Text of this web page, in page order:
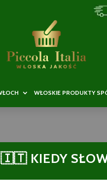
WŁOSKIE PRODUKTY
🇮🇹 KIEDY